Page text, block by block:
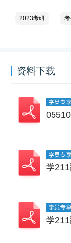
2023考研 考
资料下载
学
学